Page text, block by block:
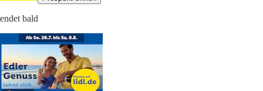
endet bald